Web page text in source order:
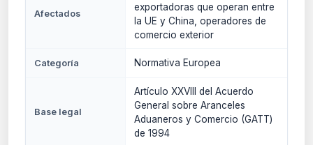
Afectados
exportadoras que operan entre
la UE y China, operadores de
comercio exterior
Categoría Normativa Europea
Base legal
Artículo XXVIII del Acuerdo
General sobre Aranceles
Aduaneros y Comercio (GATT)
de 1994